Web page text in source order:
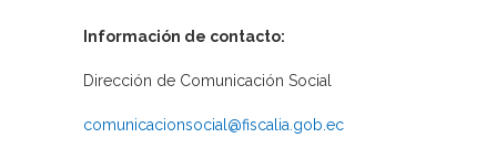
Información de contacto:
Dirección de Comunicación Social
comunicacionsocial@fiscalia.gob.ec